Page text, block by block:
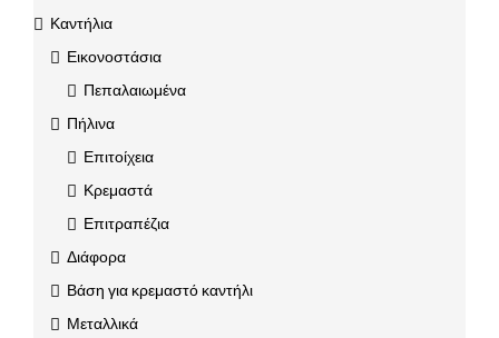
Καντήλια
Εικονοστάσια
Πεπαλαιωμένα
Πήλινα
Επιτοίχεια
Κρεμαστά
Επιτραπέζια
Διάφορα
Βάση για κρεμαστό καντήλι
Μεταλλικά